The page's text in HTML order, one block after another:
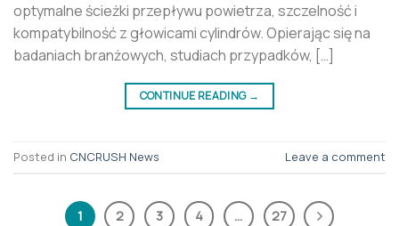
optymalne ścieżki przepływu powietrza, szczelność i
kompatybilność z głowicami cylindrów. Opierając się na
badaniach branżowych, studiach przypadków, […]
CONTINUE READING →
Posted in CNCRUSH News Leave a comment
1 2 3 4 … 27